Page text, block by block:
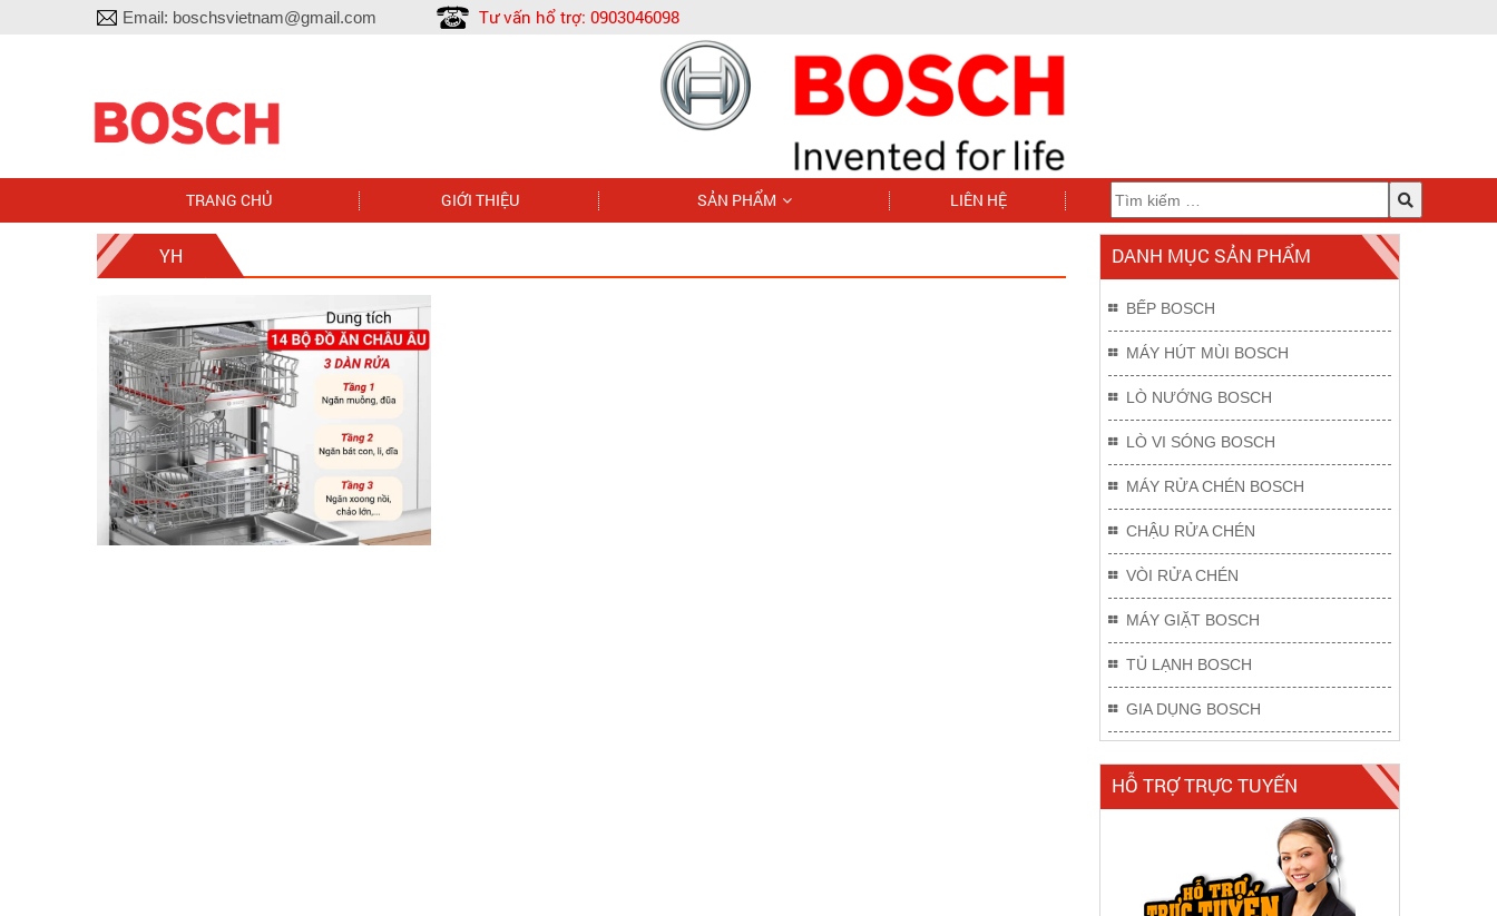
Email: boschsvietnam@gmail.com Tư vấn hổ trợ: 0903046098
TRANG CHỦ GIỚI THIỆU SẢN PHẨM LIÊN HỆ
YH DANH MỤC SẢN PHẨM
BẾP BOSCH
MÁY HÚT MÙI BOSCH
LÒ NƯỚNG BOSCH
LÒ VI SÓNG BOSCH
MÁY RỬA CHÉN BOSCH
CHẬU RỬA CHÉN
VÒI RỬA CHÉN
MÁY GIẶT BOSCH
TỦ LẠNH BOSCH
GIA DỤNG BOSCH
HỖ TRỢ TRỰC TUYẾN